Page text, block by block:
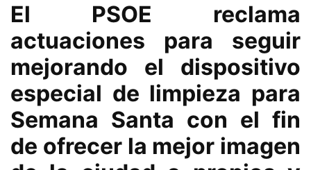
El PSOE reclama
actuaciones para seguir
mejorando el dispositivo
especial de limpieza para
Semana Santa con el fin
de ofrecer la mejor imagen